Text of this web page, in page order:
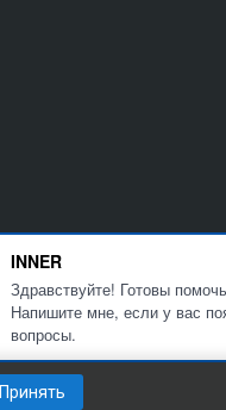
INNER
Здравствуйте! Готовы
Напишите мне, если у вас
вопросы.
Принять